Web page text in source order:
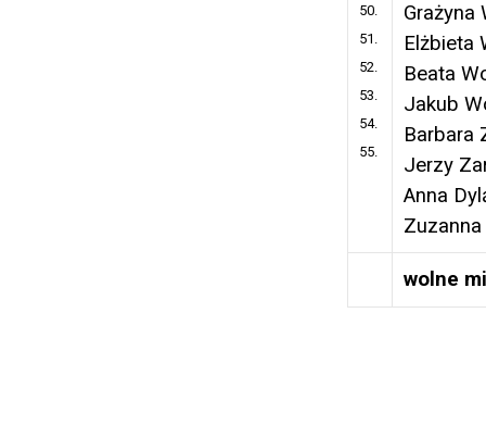
50.
51.
52.
53.
54.
55.
Grażyna
Elżbieta
Beata
Jakub
Barbara
Jerzy
Anna
Zuzanna
wolne